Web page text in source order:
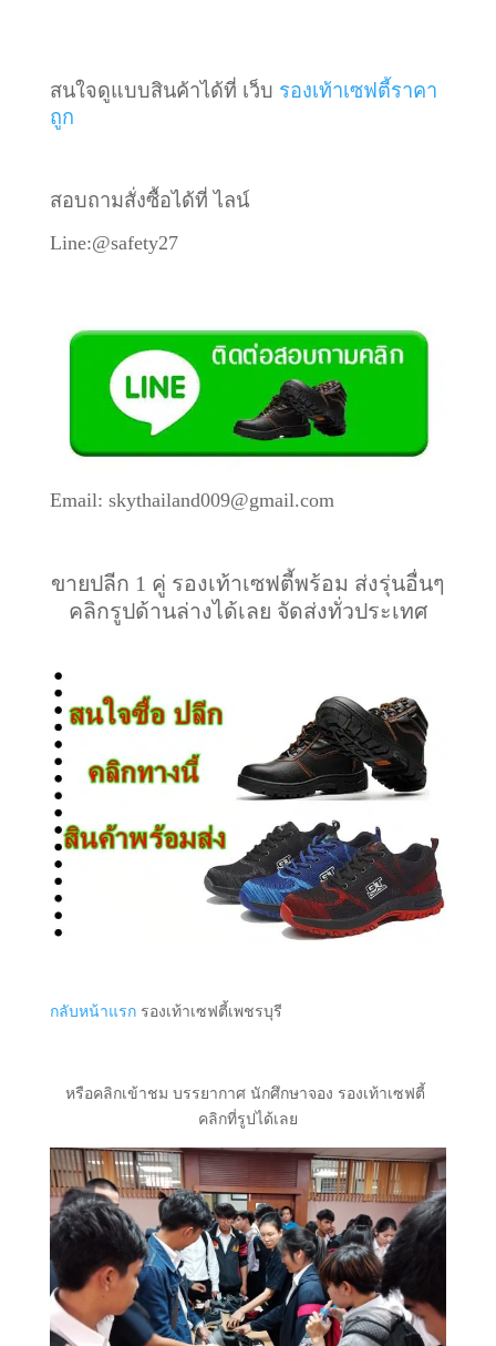
สนใจดูแบบสินค้าได้ที่ เว็บ รองเท้าเซฟตี้ราคา
ถูก
สอบถามสั่งซื้อได้ที่ ไลน์
Line:@safety27
Email: skythailand009@gmail.com
ขายปลีก 1 คู่ รองเท้าเซฟตี้พร้อม ส่งรุ่นอื่นๆ
คลิกรูปด้านล่างได้เลย จัดส่งทั่วประเทศ
กลับหน้าแรกรองเท้าเซฟตี้เพชรบุรี
หรือคลิกเข้าชม บรรยากาศ นักศึกษาจอง รองเท้าเซฟตี้
คลิกที่รูปได้เลย